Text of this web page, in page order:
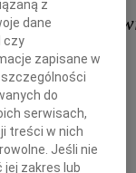
Gradoń
z
dane
czy
zapisane w
do
serwisach,
treści w nich
Jeśli nie
zakres lub